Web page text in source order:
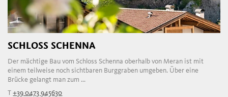
SCHLOSS SCHENNA
Der mächtige Bau vom Schloss Schenna oberhalb von Meran ist mit
einem teilweise noch sichtbaren Burggraben umgeben. Über eine
Brücke gelangt man zum ...
T+39 0473 945630